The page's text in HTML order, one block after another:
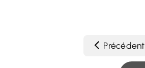
Précédent